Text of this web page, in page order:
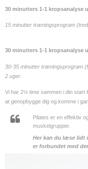
30 minutters 1-1
15 minutter træningsprogram
30 minutters 1-1 kropsanalyse
30-35 minutter træningsprogram
2 uger.
Vi har 2½ time sammen i din start
at genopbygge dig og komme i
Pilates er en effektiv
muskelgrupper.
Her kan du læse lidt
er forbundet med